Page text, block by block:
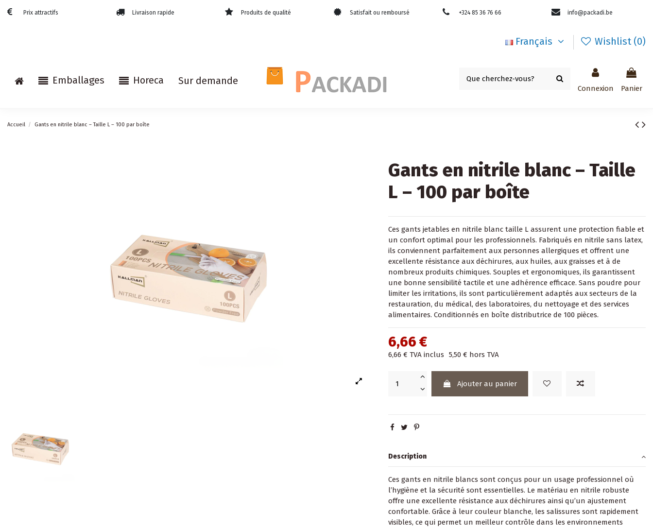
Prix attractifs Livraison rapide Produits de qualité Satisfait ou remboursé +324 85 36 76 66 info@packadi.be
Français Wishlist (0)
Emballages Horeca Sur demande
Connexion Panier
Accueil Gants en nitrile blanc – Taille L – 100 par boîte
Gants en nitrile blanc – Taille
L – 100 par boîte
Ces gants jetables en nitrile blanc taille L assurent une protection fiable et
un confort optimal pour les professionnels. Fabriqués en nitrile sans latex,
ils conviennent parfaitement aux personnes allergiques et offrent une
excellente résistance aux déchirures, aux huiles, aux graisses et à de
nombreux produits chimiques. Souples et ergonomiques, ils garantissent
une bonne sensibilité tactile et une adhérence efficace. Sans poudre pour
limiter les irritations, ils sont particulièrement adaptés aux secteurs de la
restauration, du médical, des laboratoires, du nettoyage et des services
alimentaires. Conditionnés en boîte distributrice de 100 pièces.
6,66 €
6,66 € TVA inclus 5,50 € hors TVA
Ajouter au panier
Description
Ces gants en nitrile blancs sont conçus pour un usage professionnel où
l’hygiène et la sécurité sont essentielles. Le matériau en nitrile robuste
offre une excellente résistance aux déchirures ainsi qu’un ajustement
confortable. Grâce à leur couleur blanche, les salissures sont rapidement
visibles, ce qui permet un meilleur contrôle dans les environnements